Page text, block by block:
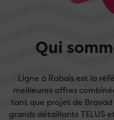
Qui
Ligne à Rabais est la
meilleures offres
tant que projet de Bravad
grands détaillants TELUS